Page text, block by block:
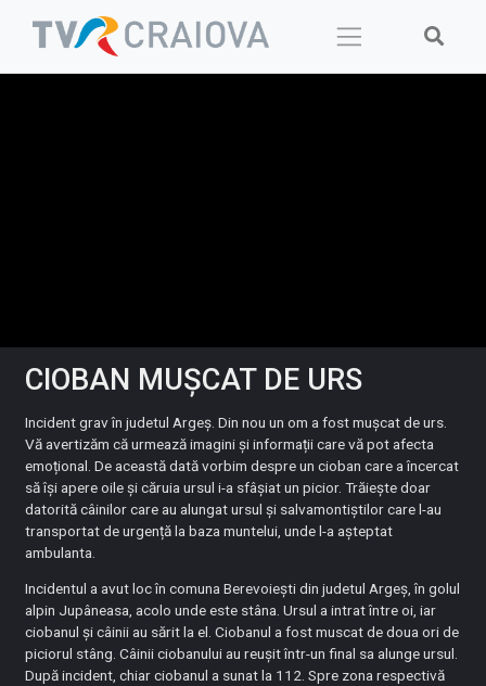
CIOBAN MUȘCAT DE URS
Incident grav în judetul Argeș. Din nou un om a fost mușcat de urs.
Vă avertizăm că urmează imagini și informații care vă pot afecta
emoțional. De această dată vorbim despre un cioban care a încercat
să își apere oile și căruia ursul i-a sfâșiat un picior. Trăiește doar
datorită câinilor care au alungat ursul și salvamontiștilor care l-au
transportat de urgență la baza muntelui, unde l-a așteptat
ambulanta.
Incidentul a avut loc în comuna Berevoiești din judetul Argeș, în golul
alpin Jupâneasa, acolo unde este stâna. Ursul a intrat între oi, iar
ciobanul și câinii au sărit la el. Ciobanul a fost muscat de doua ori de
piciorul stâng. Câinii ciobanului au reușit într-un final sa alunge ursul.
După incident, chiar ciobanul a sunat la 112. Spre zona respectivă